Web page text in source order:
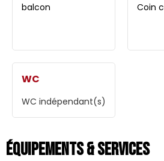
balcon Coin
WC
WC indépendant(s)
Équipements & Services